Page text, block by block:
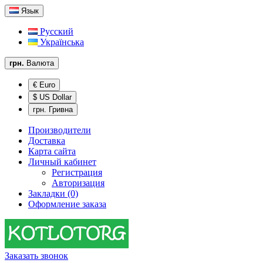
Язык
Русский
Українська
грн. Валюта
€ Euro
$ US Dollar
грн. Гривна
Производители
Доставка
Карта сайта
Личный кабинет
Регистрация
Авторизация
Закладки (0)
Оформление заказа
Заказать звонок